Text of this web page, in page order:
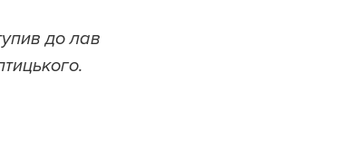
до лав